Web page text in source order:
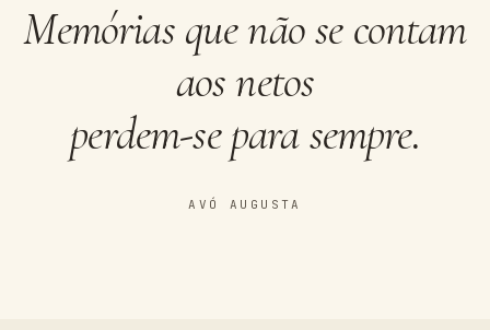
Memórias que não se contam
aos netos
perdem-se para sempre.
AVÓ AUGUSTA